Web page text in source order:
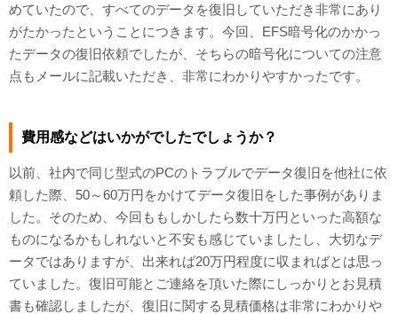
めていたので、すべてのデータを復旧していただき非常にあり
がたかったということにつきます。今回、EFS暗号化のかかっ
たデータの復旧依頼でしたが、そちらの暗号化についての注意
点もメールに記載いただき、非常にわかりやすかったです。
費用感などはいかがでしたでしょうか？
以前、社内で同じ型式のPCのトラブルでデータ復旧を他社に依
頼した際、50～60万円をかけてデータ復旧をした事例がありま
した。そのため、今回ももしかしたら数十万円といった高額な
ものになるかもしれないと不安も感じていましたし、大切なデ
ータではありますが、出来れば20万円程度に収まればとは思っ
ていました。復旧可能とご連絡を頂いた際にしっかりとお見積
書も確認しましたが、復旧に関する見積価格は非常にわかりや